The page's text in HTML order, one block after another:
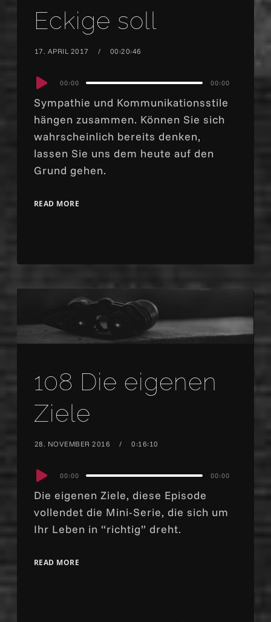
Eckige soll
17. APRIL 2017 00:20:46
Audio00:00 00:00
Sympathie und Kommunikationsstile
hängen zusammen. Können Sie sich
wahrscheinlich bereits denken,
lassen Sie uns dem heute auf den
Grund gehen.
READ MORE
108 Die eigenen
Ziele
28. NOVEMBER 2016 0:16:10
Audio00:00 00:00
Die eigenen Ziele, diese Episode
vollendet die Mini-Serie, die sich um
Ihr Leben in “richtig” dreht.
READ MORE